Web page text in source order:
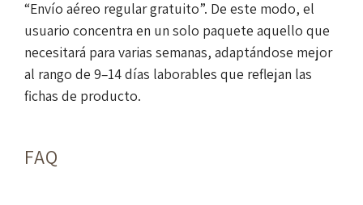
“Envío aéreo regular gratuito”. De este modo, el
usuario concentra en un solo paquete aquello que
necesitará para varias semanas, adaptándose mejor
al rango de 9–14 días laborables que reflejan las
fichas de producto.
FAQ